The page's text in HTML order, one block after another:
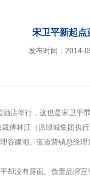
宋卫平新起点
发布时间：2014-
店举行，这也是宋卫平
林江（原绿城集团执
谷建潮、蓝道营销总经
却没有露面。负责品牌